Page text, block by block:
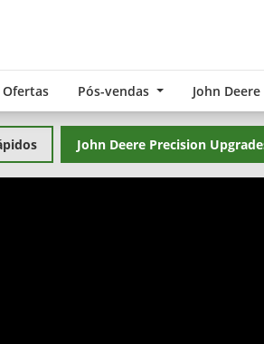
Ofertas Pós-vendas John
John Deere Precision